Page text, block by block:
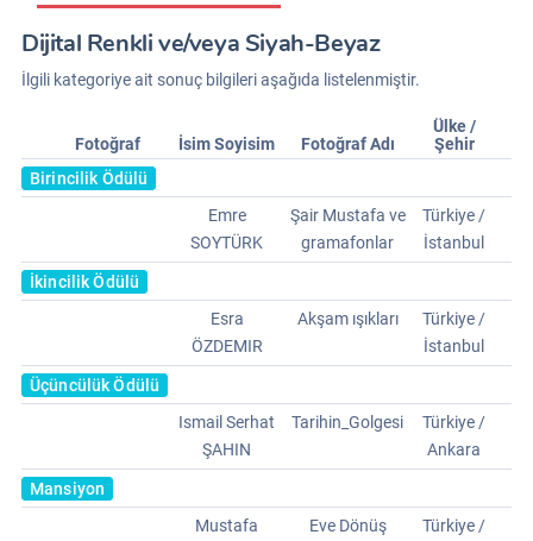
Dijital Renkli ve/veya Siyah-Beyaz
İlgili kategoriye ait sonuç bilgileri aşağıda listelenmiştir.
Fotoğraf İsim Soyisim Fotoğraf Adı
Ülke /
Şehir
Birincilik Ödülü
Emre
SOYTÜRK
Şair Mustafa ve
gramafonlar
Türkiye /
İstanbul
İkincilik Ödülü
Esra
ÖZDEMIR
Akşam ışıkları
Türkiye /
İstanbul
Üçüncülük Ödülü
Ismail Serhat
ŞAHIN
Tarihin_Golgesi
Türkiye /
Ankara
Mansiyon
Mustafa
Eve Dönüş
Türkiye /